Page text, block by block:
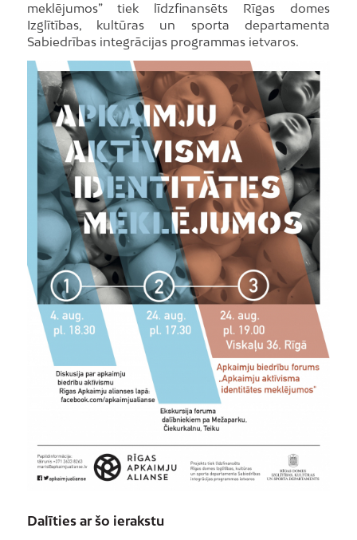
meklējumos” tiek līdzfinansēts Rīgas domes
Izglītības, kultūras un sporta departamenta
Sabiedrības integrācijas programmas ietvaros.
Dalīties ar šo ierakstu